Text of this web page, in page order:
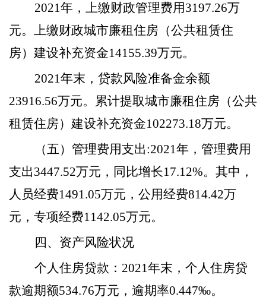
2021年，上缴财政管理费用3197.26万
元。上缴财政城市廉租住房（公共租赁住
房）建设补充资金14155.39万元。
2021年末，贷款风险准备金余额
23916.56万元。累计提取城市廉租住房（公共
租赁住房）建设补充资金102273.18万元。
（五）管理费用支出:2021年，管理费用
支出3447.52万元，同比增长17.12%。其中，
人员经费1491.05万元，公用经费814.42万
元，专项经费1142.05万元。
四、资产风险状况
个人住房贷款： 2021年末，个人住房贷
款逾期额534.76万元，逾期率0.447‰。